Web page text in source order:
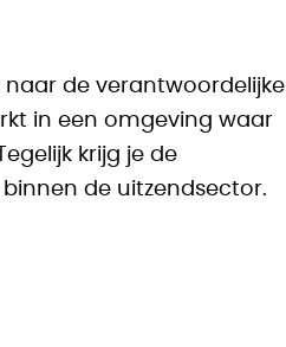
de verantwoordelijke
in een omgeving waar
krijg je de
de uitzendsector.